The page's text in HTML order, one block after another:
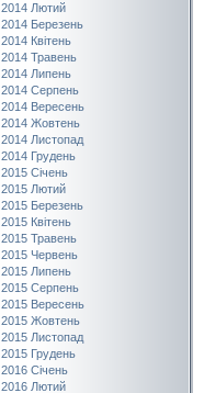
2014 Лютий
2014 Березень
2014 Квітень
2014 Травень
2014 Липень
2014 Серпень
2014 Вересень
2014 Жовтень
2014 Листопад
2014 Грудень
2015 Січень
2015 Лютий
2015 Березень
2015 Квітень
2015 Травень
2015 Червень
2015 Липень
2015 Серпень
2015 Вересень
2015 Жовтень
2015 Листопад
2015 Грудень
2016 Січень
2016 Лютий